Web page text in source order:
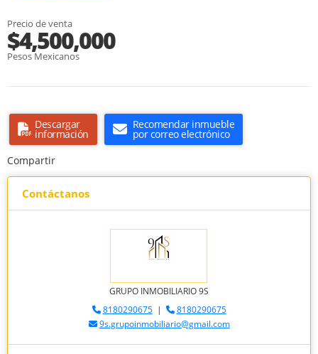
Precio de venta
$4,500,000
Pesos Mexicanos
Descargar
información
Recomendar inmueble
por correo electrónico
Compartir
Contáctanos
GRUPO INMOBILIARIO 9S
8180290675|
8180290675
9s.grupoinmobiliario@gmail.com